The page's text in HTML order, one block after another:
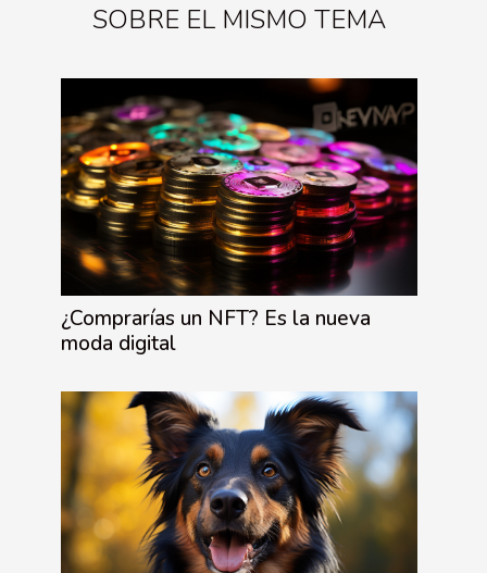
SOBRE EL MISMO TEMA
¿Comprarías un NFT? Es la nueva
moda digital